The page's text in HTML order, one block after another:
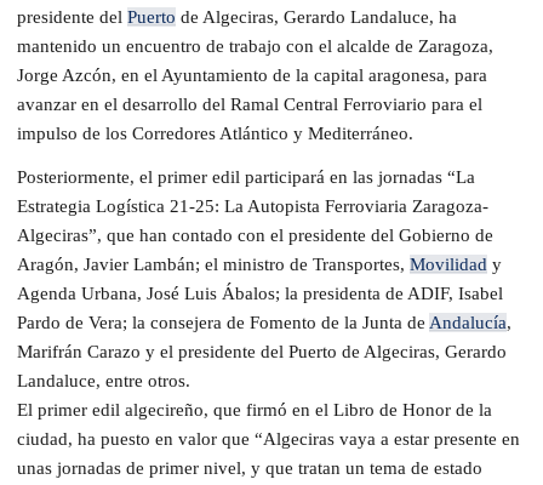
presidente del Puerto de Algeciras, Gerardo Landaluce, ha
mantenido un encuentro de trabajo con el alcalde de Zaragoza,
Jorge Azcón, en el Ayuntamiento de la capital aragonesa, para
avanzar en el desarrollo del Ramal Central Ferroviario para el
impulso de los Corredores Atlántico y Mediterráneo.
Posteriormente, el primer edil participará en las jornadas “La
Estrategia Logística 21-25: La Autopista Ferroviaria Zaragoza-
Algeciras”, que han contado con el presidente del Gobierno de
Aragón, Javier Lambán; el ministro de Transportes, Movilidad y
Agenda Urbana, José Luis Ábalos; la presidenta de ADIF, Isabel
Pardo de Vera; la consejera de Fomento de la Junta de Andalucía,
Marifrán Carazo y el presidente del Puerto de Algeciras, Gerardo
Landaluce, entre otros.
El primer edil algecireño, que firmó en el Libro de Honor de la
ciudad, ha puesto en valor que “Algeciras vaya a estar presente en
unas jornadas de primer nivel, y que tratan un tema de estado